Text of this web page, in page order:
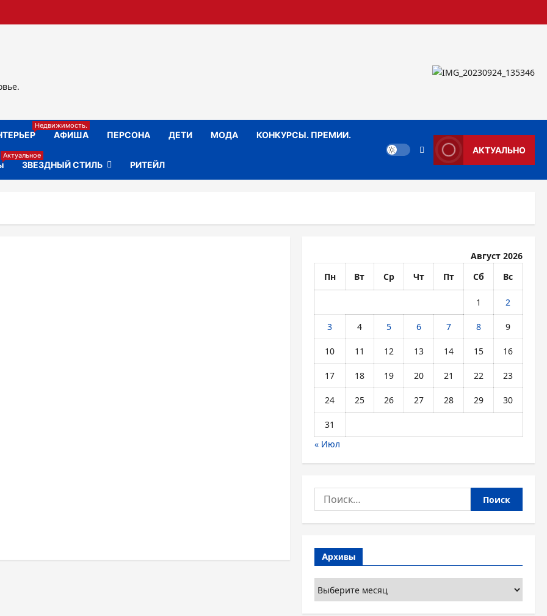
Недвижимость.
АФИША ПЕРСОНА ДЕТИ МОДА КОНКУРСЫ. ПРЕМИИ.
Актуальное
ЗВЕЗДНЫЙ СТИЛЬ РИТЕЙЛ
АКТУАЛЬНО
Август 2026
Пн
Вт Ср Чт Пт Сб Вс
1 2
3 4 5 6 7 8 9
10 11 12 13 14 15 16
17 18 19 20 21 22 23
24 25 26 27 28 29 30
31
« Июл
Найти:
Архивы
Архивы